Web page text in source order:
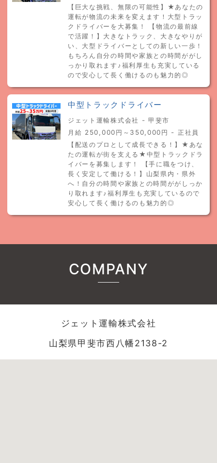
【巨大な挑戦、無限の可能性】★あなたの
運転が物流の未来を変えます！大型トラッ
クドライバーを大募集！ 【物流の最前線
で活躍！】大きなトラック、大きなやりが
い、大型ドライバーとしての新しい一歩！
もちろん自分の時間や家族との時間ががし
っかり取れます♪福利厚生も充実している
ので安心して長く働けるのも魅力的◎
中型トラックドライバー
ジェット運輸株式会社 - 甲斐市
月給 250,000円～350,000円 - 正社員
【配送のプロとして成長できる！】★あな
たの運転が街を支える★中型トラックドラ
イバーを募集します！ 【手に職をつけ、
長く安定して働ける！】山梨県内・県外
へ！自分の時間や家族との時間ががしっか
り取れます♪福利厚生も充実しているので
安心して長く働けるのも魅力的◎
COMPANY
ジェット運輸株式会社
山梨県甲斐市西八幡2138-2